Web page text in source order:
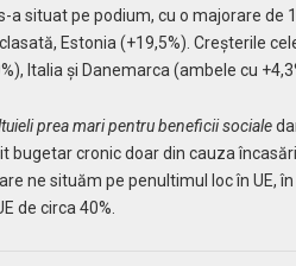
a situat pe podium, cu o majorare de
Estonia (+19,5%). Creșterile
Italia și Danemarca (ambele cu
prea mari pentru beneficii sociale
bugetar cronic doar din cauza
ne situăm pe penultimul loc în UE,
de circa 40%.